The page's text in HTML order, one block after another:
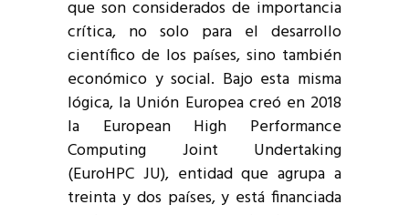
que son considerados de importancia
crítica, no solo para el desarrollo
científico de los países, sino también
económico y social. Bajo esta misma
lógica, la Unión Europea creó en 2018
la European High Performance
Computing Joint Undertaking
(EuroHPC JU), entidad que agrupa a
treinta y dos países, y está financiada